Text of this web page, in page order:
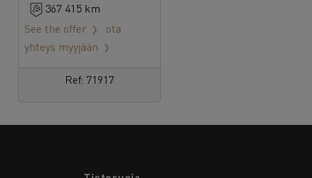
367 415 km
See the offer
ota
yhteys myyjään
Ref: 71917